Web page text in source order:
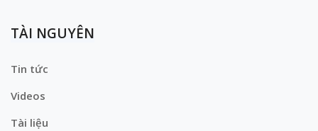
TÀI NGUYÊN
Tin tức
Videos
Tài liệu